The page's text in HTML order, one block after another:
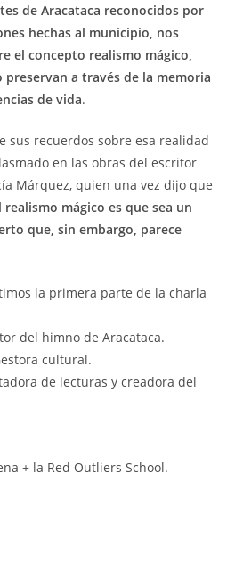
de Aracataca reconocidos por
hechas al municipio, nos
el concepto realismo mágico,
a través de la memoria
de vida.
sus recuerdos sobre esa realidad
en las obras del escritor
Márquez, quien una vez dijo que
mágico es que sea un
que, sin embargo, parece
la primera parte de la charla
del himno de Aracataca.
cultural.
de lecturas y creadora del
+ la Red Outliers School.